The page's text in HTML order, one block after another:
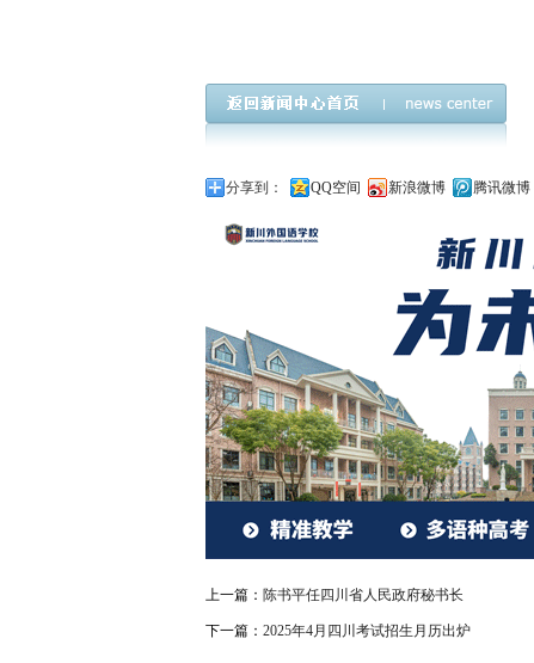
分享到： QQ空间 新浪微博 腾讯微博
上一篇： 陈书平任四川省人民政府秘书长
下一篇： 2025年4月四川考试招生月历出炉